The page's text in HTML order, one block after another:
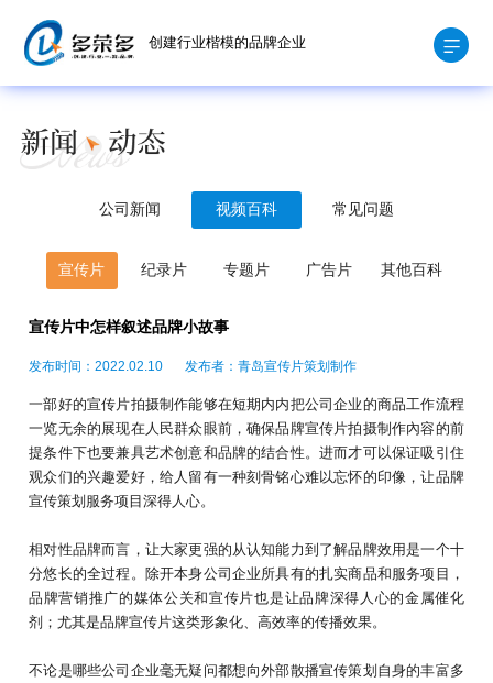
创建行业楷模的品牌企业
公司新闻 视频百科 常见问题
宣传片 纪录片 专题片 广告片 其他百科
宣传片中怎样叙述品牌小故事
发布时间：2022.02.10 发布者：青岛宣传片策划制作
一部好的宣传片拍摄制作能够在短期内内把公司企业的商品工作流程
一览无余的展现在人民群众眼前，确保品牌宣传片拍摄制作內容的前
提条件下也要兼具艺术创意和品牌的结合性。进而才可以保证吸引住
观众们的兴趣爱好，给人留有一种刻骨铭心难以忘怀的印像，让品牌
宣传策划服务项目深得人心。
相对性品牌而言，让大家更强的从认知能力到了解品牌效用是一个十
分悠长的全过程。除开本身公司企业所具有的扎实商品和服务项目，
品牌营销推广的媒体公关和宣传片也是让品牌深得人心的金属催化
剂；尤其是品牌宣传片这类形象化、高效率的传播效果。
不论是哪些公司企业毫无疑问都想向外部散播宣传策划自身的丰富多